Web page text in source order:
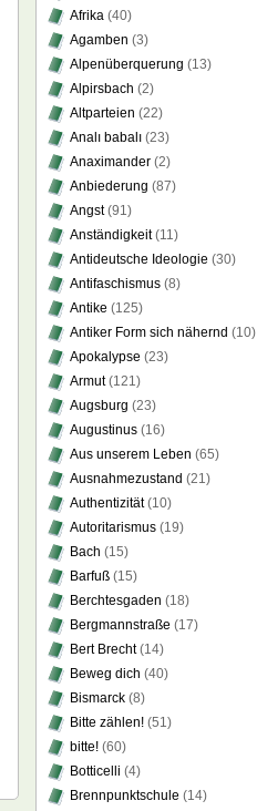
Afrika (40)
Agamben (3)
Alpenüberquerung (13)
Alpirsbach (2)
Altparteien (22)
Analı babalı (23)
Anaximander (2)
Anbiederung (87)
Angst(91)
Anständigkeit(11)
Antideutsche Ideologie (30)
Antifaschismus (8)
Antike (125)
Antiker Form sich nähernd (10)
Apokalypse (23)
Armut(121)
Augsburg (23)
Augustinus (16)
Aus unserem Leben (65)
Ausnahmezustand (21)
Authentizität(10)
Autoritarismus (19)
Bach (15)
Barfuß (15)
Berchtesgaden (18)
Bergmannstraße (17)
Bert Brecht(14)
Beweg dich (40)
Bismarck (8)
Bitte zählen! (51)
bitte! (60)
Botticelli (4)
Brennpunktschule (14)